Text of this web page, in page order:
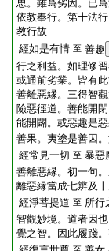
思。雖爲劣因。已
依教奉行。第十法
教行故
經如是有情 至 善趣
行之利益。如理修
或通前劣業。皆有
善離惡縁。三得智
險惡徑道。善能開
能開闢。或惡趣是
善果。夷塗是善因
經常見一切 至 暴惡
善離惡縁。初一句
離惡縁當成七辨及
經淨菩提道 至 所
智觀妙境。道者因
覺之智。因此履踐